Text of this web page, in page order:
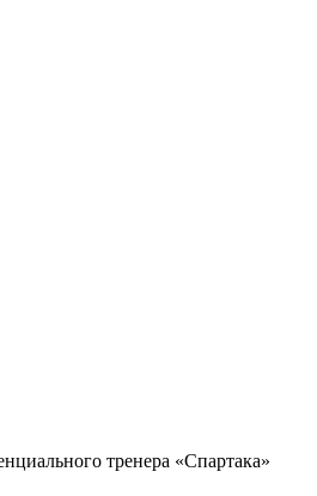
тренера «Спартака»